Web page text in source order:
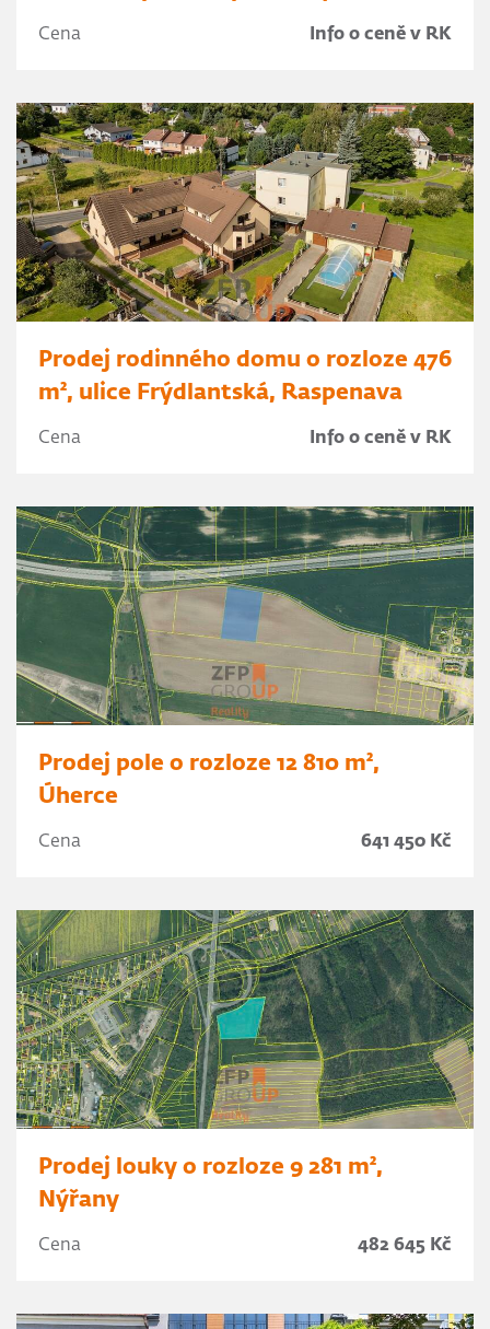
Cena Info o ceně v RK
Prodej rodinného domu o rozloze 476
m², ulice Frýdlantská, Raspenava
Cena Info o ceně v RK
Prodej pole o rozloze 12 810 m²,
Úherce
Cena 641 450 Kč
Prodej louky o rozloze 9 281 m²,
Nýřany
Cena 482 645 Kč